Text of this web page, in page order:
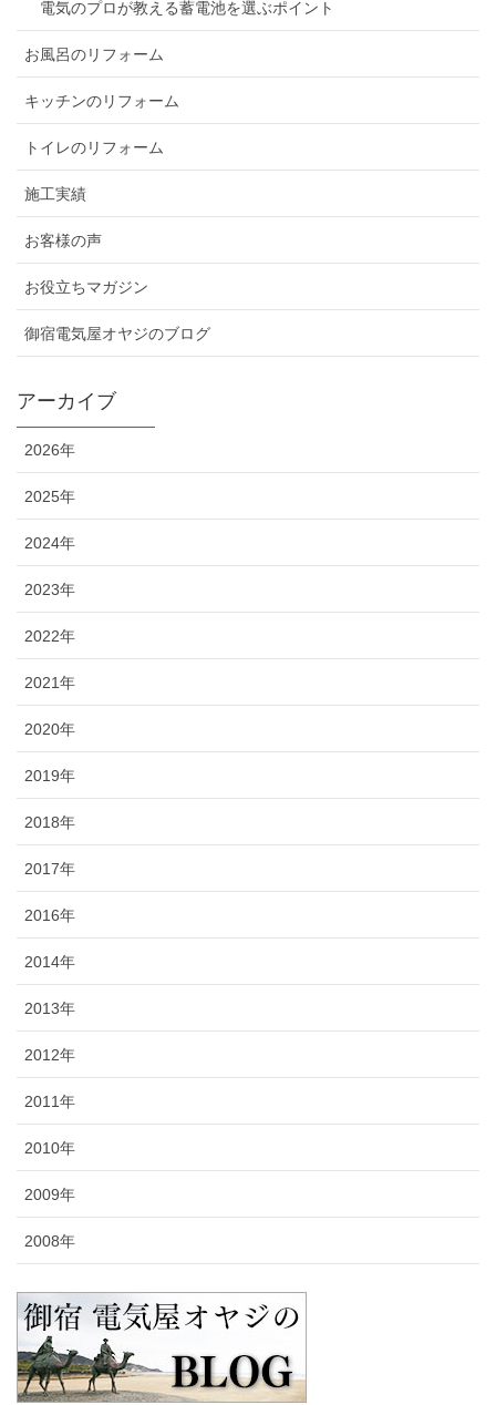
電気のプロが教える蓄電池を選ぶポイント
お風呂のリフォーム
キッチンのリフォーム
トイレのリフォーム
施工実績
お客様の声
お役立ちマガジン
御宿電気屋オヤジのブログ
アーカイブ
2026年
2025年
2024年
2023年
2022年
2021年
2020年
2019年
2018年
2017年
2016年
2014年
2013年
2012年
2011年
2010年
2009年
2008年